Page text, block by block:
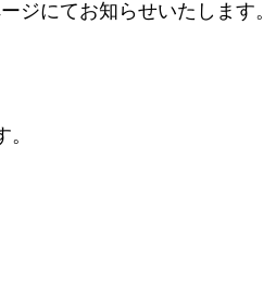
ジにてお知らせいたします。